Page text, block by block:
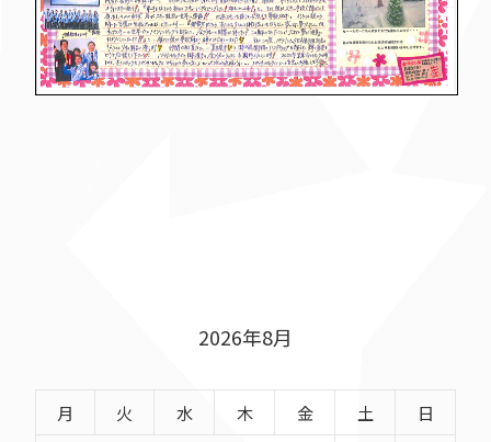
2026年8月
月 火 水 木 金 土
日